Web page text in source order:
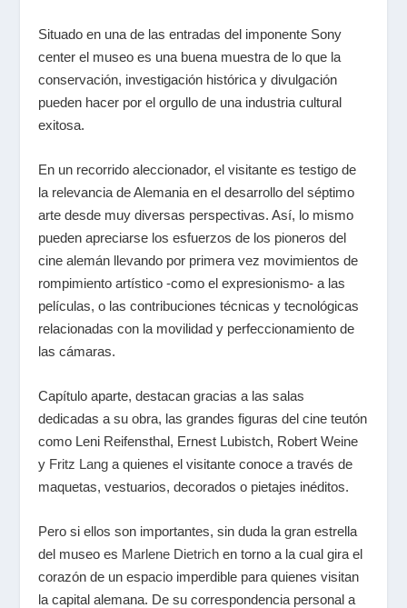
Situado en una de las entradas del imponente Sony
center el museo es una buena muestra de lo que la
conservación, investigación histórica y divulgación
pueden hacer por el orgullo de una industria cultural
exitosa.
En un recorrido aleccionador, el visitante es testigo de
la relevancia de Alemania en el desarrollo del séptimo
arte desde muy diversas perspectivas. Así, lo mismo
pueden apreciarse los esfuerzos de los pioneros del
cine alemán llevando por primera vez movimientos de
rompimiento artístico -como el expresionismo- a las
películas, o las contribuciones técnicas y tecnológicas
relacionadas con la movilidad y perfeccionamiento de
las cámaras.
Capítulo aparte, destacan gracias a las salas
dedicadas a su obra, las grandes figuras del cine teutón
como Leni Reifensthal, Ernest Lubistch, Robert Weine
y Fritz Lang a quienes el visitante conoce a través de
maquetas, vestuarios, decorados o pietajes inéditos.
Pero si ellos son importantes, sin duda la gran estrella
del museo es Marlene Dietrich en torno a la cual gira el
corazón de un espacio imperdible para quienes visitan
la capital alemana. De su correspondencia personal a